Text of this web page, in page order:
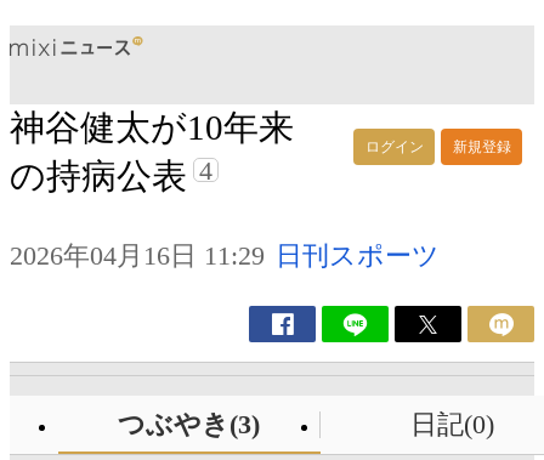
ログイン 新規登録
神谷健太が10年来
の持病公表 4
2026年04月16日 11:29 日刊スポーツ
つぶやき(3) 日記(0)